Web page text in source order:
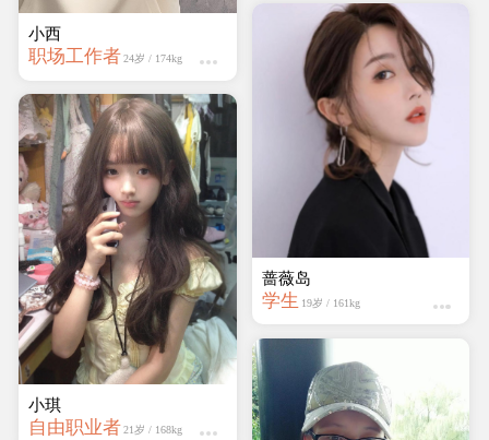
小西
职场工作者 24岁 / 174kg
小琪
自由职业者 21岁 / 168kg
蔷薇岛
学生 19岁 / 161kg